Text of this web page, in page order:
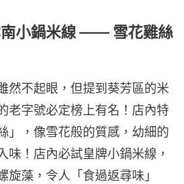
小鍋米線 —— 雪花雞絲
然不起眼，但提到葵芳區的米
老字號必定榜上有名！店內特
」，像雪花般的質感，幼細的
味！店內必試皇牌小鍋米線，
旋藻，令人「食過返尋味」